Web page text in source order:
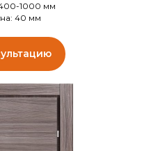
1000 мм
40 мм